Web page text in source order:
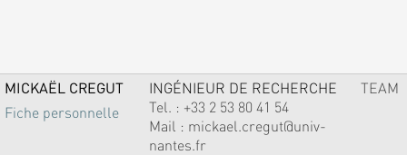
MICKAËL CREGUT
Fiche personnelle
INGÉNIEUR DE RECHERCHE
Tel. : +33 2 53 80 41 54
Mail : mickael.cregut@univ-
nantes.fr
TEAM